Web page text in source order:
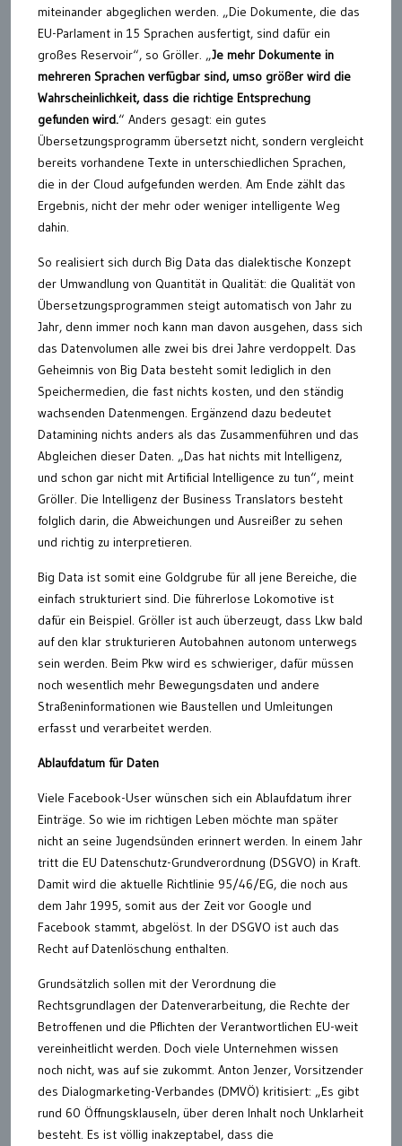
miteinander abgeglichen werden. „Die Dokumente, die das
EU-Parlament in 15 Sprachen ausfertigt, sind dafür ein
großes Reservoir“, so Gröller. „Je mehr Dokumente in
mehreren Sprachen verfügbar sind, umso größer wird die
Wahrscheinlichkeit, dass die richtige Entsprechung
gefunden wird.“ Anders gesagt: ein gutes
Übersetzungsprogramm übersetzt nicht, sondern vergleicht
bereits vorhandene Texte in unterschiedlichen Sprachen,
die in der Cloud aufgefunden werden. Am Ende zählt das
Ergebnis, nicht der mehr oder weniger intelligente Weg
dahin.
So realisiert sich durch Big Data das dialektische Konzept
der Umwandlung von Quantität in Qualität: die Qualität von
Übersetzungsprogrammen steigt automatisch von Jahr zu
Jahr, denn immer noch kann man davon ausgehen, dass sich
das Datenvolumen alle zwei bis drei Jahre verdoppelt. Das
Geheimnis von Big Data besteht somit lediglich in den
Speichermedien, die fast nichts kosten, und den ständig
wachsenden Datenmengen. Ergänzend dazu bedeutet
Datamining nichts anders als das Zusammenführen und das
Abgleichen dieser Daten. „Das hat nichts mit Intelligenz,
und schon gar nicht mit Artificial Intelligence zu tun“, meint
Gröller. Die Intelligenz der Business Translators besteht
folglich darin, die Abweichungen und Ausreißer zu sehen
und richtig zu interpretieren.
Big Data ist somit eine Goldgrube für all jene Bereiche, die
einfach strukturiert sind. Die führerlose Lokomotive ist
dafür ein Beispiel. Gröller ist auch überzeugt, dass Lkw bald
auf den klar strukturieren Autobahnen autonom unterwegs
sein werden. Beim Pkw wird es schwieriger, dafür müssen
noch wesentlich mehr Bewegungsdaten und andere
Straßeninformationen wie Baustellen und Umleitungen
erfasst und verarbeitet werden.
Ablaufdatum für Daten
Viele Facebook-User wünschen sich ein Ablaufdatum ihrer
Einträge. So wie im richtigen Leben möchte man später
nicht an seine Jugendsünden erinnert werden. In einem Jahr
tritt die EU Datenschutz-Grundverordnung (DSGVO) in Kraft.
Damit wird die aktuelle Richtlinie 95/46/EG, die noch aus
dem Jahr 1995, somit aus der Zeit vor Google und
Facebook stammt, abgelöst. In der DSGVO ist auch das
Recht auf Datenlöschung enthalten.
Grundsätzlich sollen mit der Verordnung die
Rechtsgrundlagen der Datenverarbeitung, die Rechte der
Betroffenen und die Pflichten der Verantwortlichen EU-weit
vereinheitlicht werden. Doch viele Unternehmen wissen
noch nicht, was auf sie zukommt. Anton Jenzer, Vorsitzender
des Dialogmarketing-Verbandes (DMVÖ) kritisiert: „Es gibt
rund 60 Öffnungsklauseln, über deren Inhalt noch Unklarheit
besteht. Es ist völlig inakzeptabel, dass die